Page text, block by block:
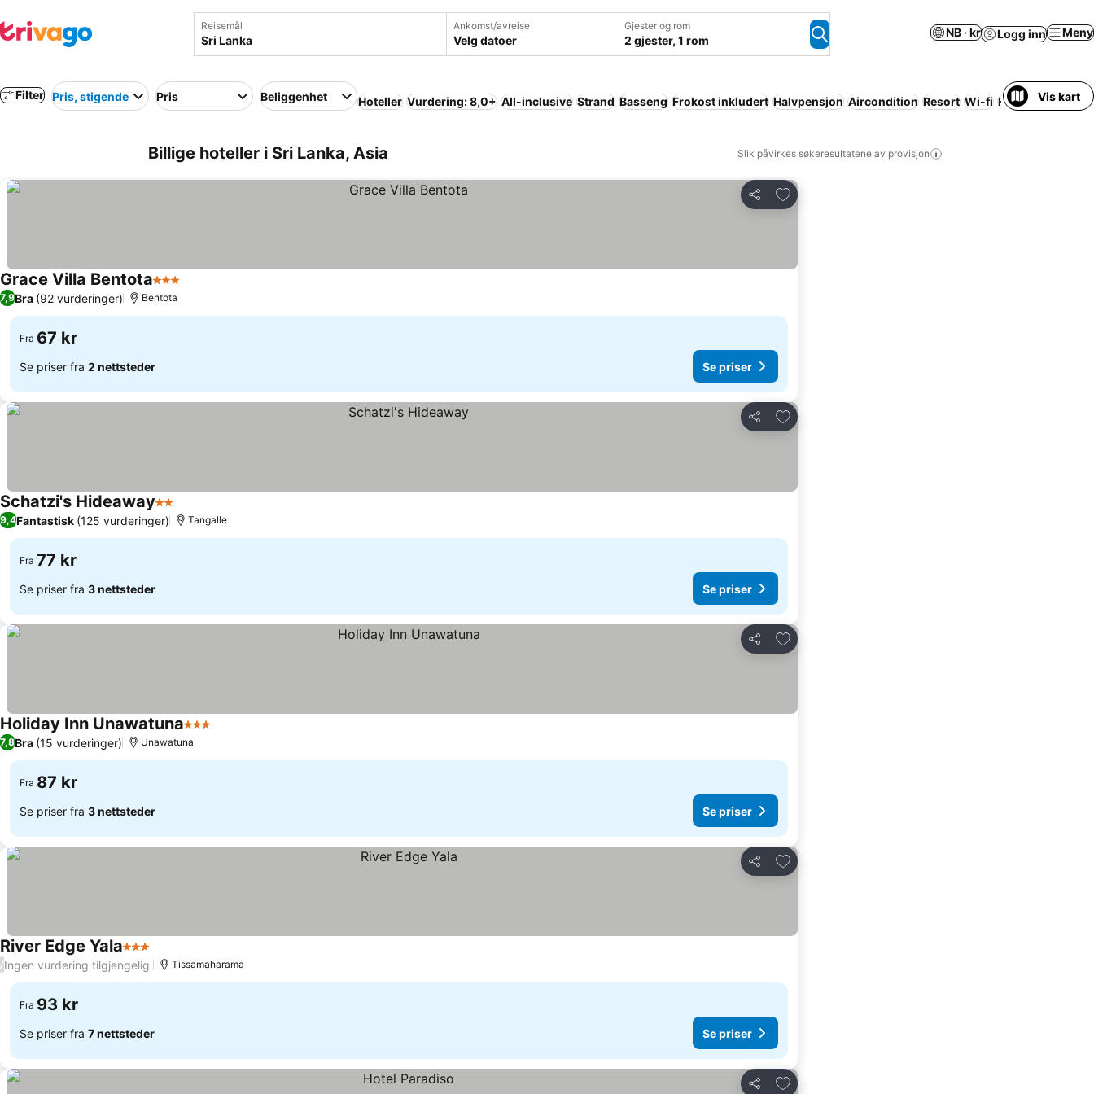
Reisemål Ankomst/avreise
Velg datoer
Gjester og rom
2 gjester, 1 rom
NB · kr Logg inn Meny
Filter Pris, stigende Pris Beliggenhet Hoteller Vurdering: 8,0+ All-inclusive Strand Basseng Frokost inkludert Halvpensjon Aircondition Resort Wi-fi Helpensjon
Vis kart
Billige hoteller i Sri Lanka, Asia Slik påvirkes søkeresultatene av provisjon
Del
Legg til i favoritter
Grace Villa Bentota3 Stjerner
7,9Bra (92 vurderinger) Bentota
Fra 67 kr
Se priser fra 2 nettsteder Se priser
Del
Legg til i favoritter
Schatzi's Hideaway2 Stjerner
Se priser
9,4Fantastisk (125 vurderinger) Tangalle
Fra 77 kr
Se priser fra 3 nettsteder Se priser
Del
Legg til i favoritter
Holiday Inn Unawatuna3 Stjerner
7,8Bra (15 vurderinger) Unawatuna
Fra 87 kr
Se priser fra 3 nettsteder Se priser
Del
Legg til i favoritter
River Edge Yala3 StjernerSe priser
/Ingen vurdering tilgjengelig Tissamaharama
Fra 93 kr
Se priser fra 7 nettsteder Se priser
Del
Legg til i favoritter